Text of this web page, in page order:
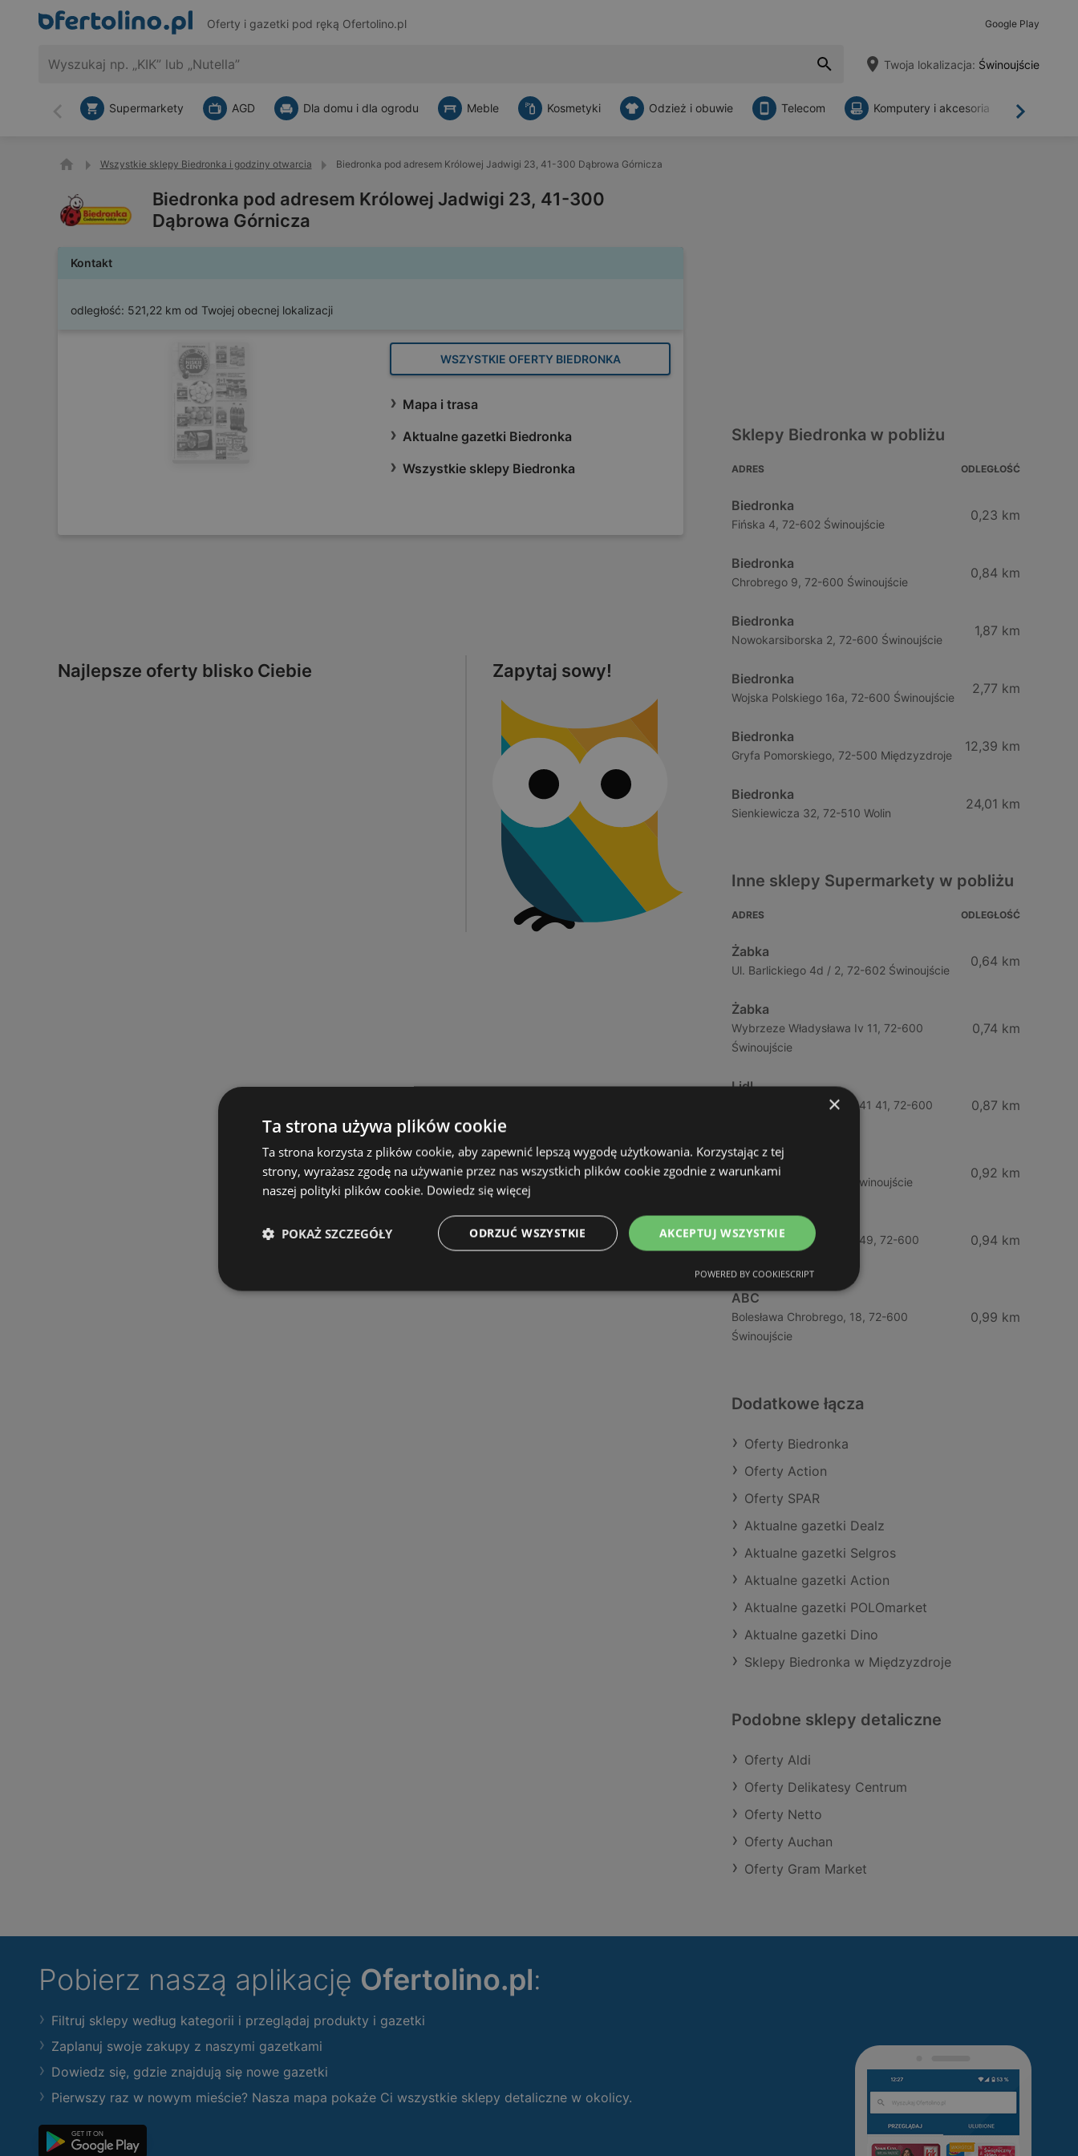
Oferty i gazetki pod ręką Ofertolino.pl Google Play
Twoja lokalizacja: Świnoujście
Wstecz Dalej
Supermarkety AGD Dla domu i dla ogrodu Meble Kosmetyki Odzież i obuwie Telecom Komputery i akcesoria
Wszystkie sklepy Biedronka i godziny otwarcia Biedronka pod adresem Królowej Jadwigi 23, 41-300 Dąbrowa Górnicza
Biedronka pod adresem Królowej Jadwigi 23, 41-300
Dąbrowa Górnicza
Kontakt
odległość: 521,22 km od Twojej obecnej lokalizacji
WSZYSTKIE OFERTY BIEDRONKA
Mapa i trasa
Aktualne gazetki Biedronka
Wszystkie sklepy Biedronka
Najlepsze oferty blisko Ciebie Zapytaj sowy!
Sklepy Biedronka w pobliżu
ADRES ODLEGŁOŚĆ
Biedronka
Fińska 4, 72-602 Świnoujście
0,23 km
Biedronka
Chrobrego 9, 72-600 Świnoujście
0,84 km
Biedronka
Nowokarsiborska 2, 72-600 Świnoujście
1,87 km
Biedronka
Wojska Polskiego 16a, 72-600 Świnoujście
2,77 km
Biedronka
Gryfa Pomorskiego, 72-500 Międzyzdroje
12,39 km
Biedronka
Sienkiewicza 32, 72-510 Wolin
24,01 km
Inne sklepy Supermarkety w pobliżu
ADRES ODLEGŁOŚĆ
Żabka
Ul. Barlickiego 4d / 2, 72-602 Świnoujście
0,64 km
Żabka
Wybrzeze Władysława Iv 11, 72-600
Świnoujście
0,74 km
Lidl
Ul. Bohaterów Września 41 41, 72-600
0,87 km
ABC
Barlickiego, 4, 72-600 Świnoujście
0,92 km
Żabka
Ul. Bohaterów Września 49, 72-600
0,94 km
ABC
Bolesława Chrobrego, 18, 72-600
Świnoujście
0,99 km
Dodatkowe łącza
Oferty Biedronka
Oferty Action
Oferty SPAR
Aktualne gazetki Dealz
Aktualne gazetki Selgros
Aktualne gazetki Action
Aktualne gazetki POLOmarket
Aktualne gazetki Dino
Sklepy Biedronka w Międzyzdroje
Podobne sklepy detaliczne
Oferty Aldi
Oferty Delikatesy Centrum
Oferty Netto
Oferty Auchan
Oferty Gram Market
Pobierz naszą aplikację Ofertolino.pl:
Filtruj sklepy według kategorii i przeglądaj produkty i gazetki
Zaplanuj swoje zakupy z naszymi gazetkami
Dowiedz się, gdzie znajdują się nowe gazetki
Pierwszy raz w nowym mieście? Nasza mapa pokaże Ci wszystkie sklepy detaliczne w okolicy.
×
Ta strona używa plików cookie
Ta strona korzysta z plików cookie, aby zapewnić lepszą wygodę użytkowania. Korzystając z tej
strony, wyrażasz zgodę na używanie przez nas wszystkich plików cookie zgodnie z warunkami
naszej polityki plików cookie. Dowiedz się więcej
AKCEPTUJ WSZYSTKIE
ODRZUĆ WSZYSTKIE
POKAŻ SZCZEGÓŁY
POWERED BY COOKIESCRIPT